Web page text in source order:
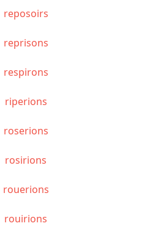
reposoirs
reprisons
respirons
riperions
roserions
rosirions
rouerions
rouirions